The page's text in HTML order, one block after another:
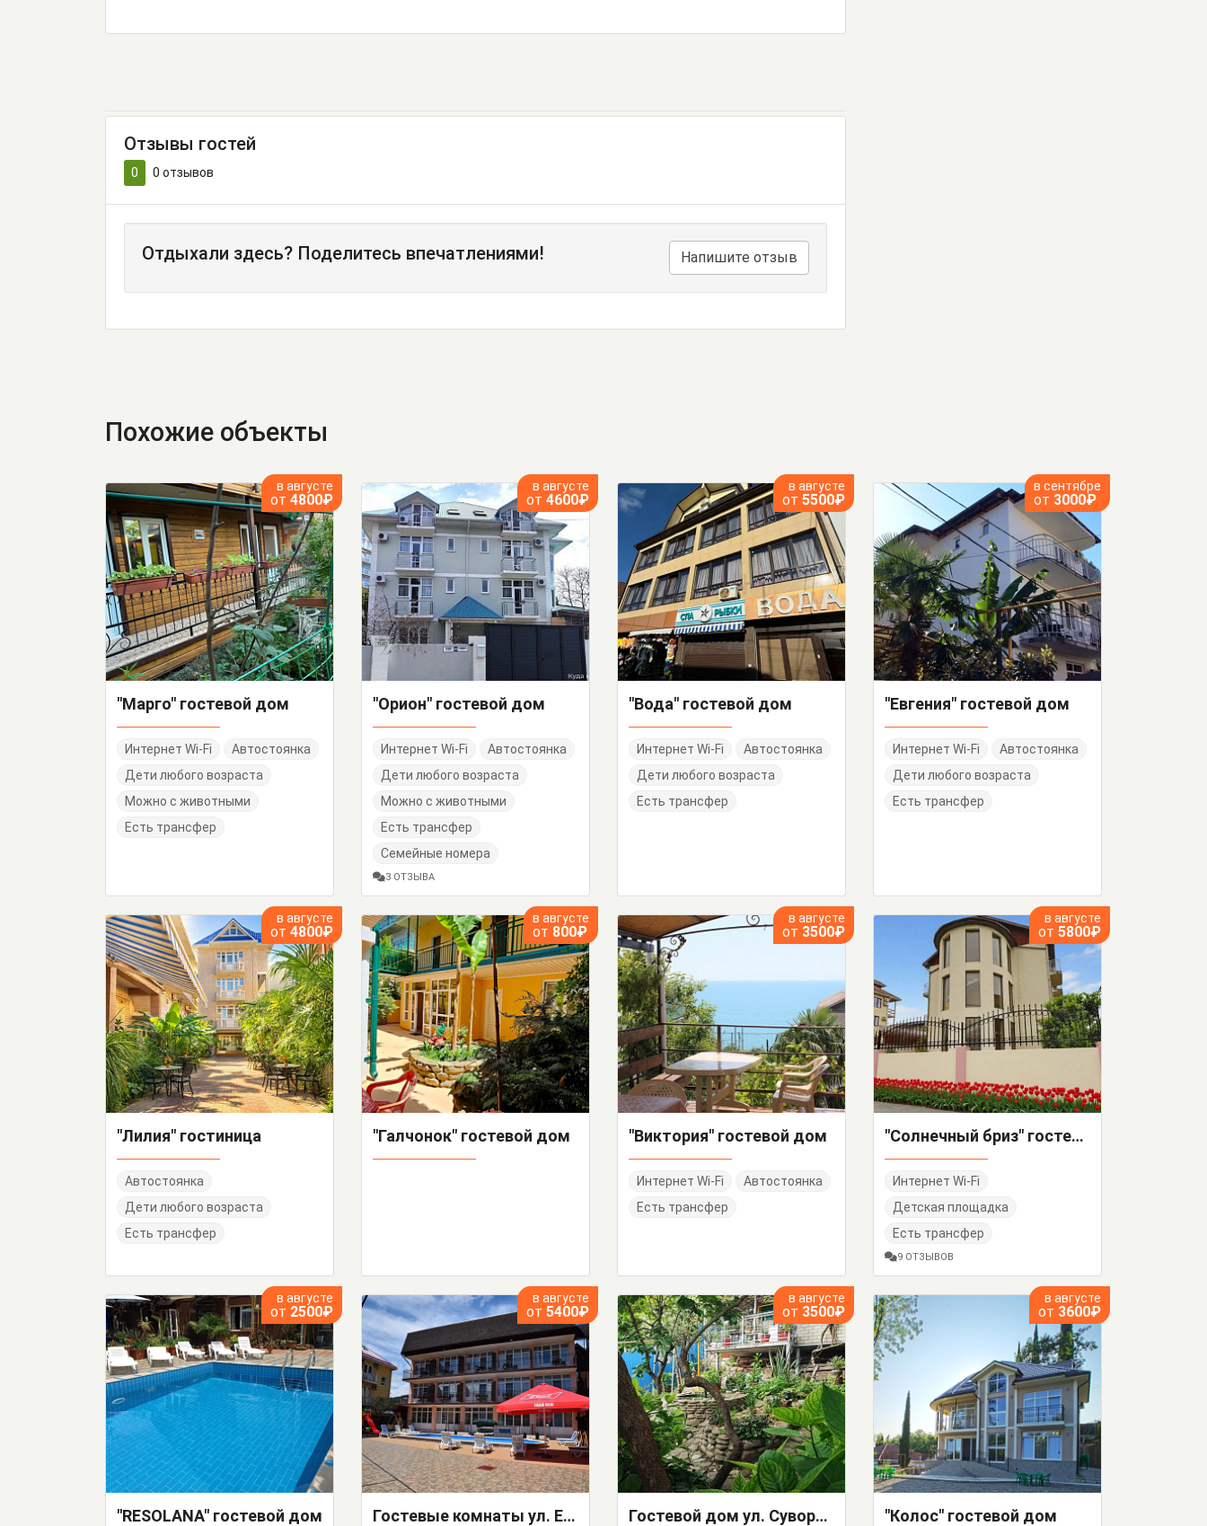
Отзывы гостей
0 0 отзывов
Отдыхали здесь? Поделитесь впечатлениями! Напишите отзыв
Похожие объекты
в августе
от 4800₽
"Марго" гостевой дом
Интернет Wi-Fi
Автостоянка
Дети любого возраста
Можно с животными
Есть трансфер
в августе
от 4600₽
"Орион" гостевой дом
Интернет Wi-Fi
Автостоянка
Дети любого возраста
Можно с животными
Есть трансфер
Семейные номера
3 ОТЗЫВА
в августе
от 5500₽
"Вода" гостевой дом
Интернет Wi-Fi
Автостоянка
Дети любого возраста
Есть трансфер
в сентябре
от 3000₽
"Евгения" гостевой дом
Интернет Wi-Fi
Автостоянка
Дети любого возраста
Есть трансфер
в августе
от 4800₽
"Лилия" гостиница
Автостоянка
Дети любого возраста
Есть трансфер
в августе
от 800₽
"Галчонок" гостевой дом
в августе
от 3500₽
"Виктория" гостевой дом
Интернет Wi-Fi
Автостоянка
Есть трансфер
в августе
от 5800₽
"Солнечный бриз" гостевой дом
Интернет Wi-Fi
Детская площадка
Есть трансфер
9 ОТЗЫВОВ
в августе
от 2500₽
"RESOLANA" гостевой дом
в августе
от 5400₽
Гостевые комнаты ул. Единство
в августе
от 3500₽
Гостевой дом ул. Суворова
в августе
от 3600₽
"Колос" гостевой дом